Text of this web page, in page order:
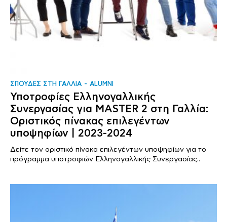
ΣΠΟΥΔΕΣ ΣΤΗ ΓΑΛΛΙΑ ALUMNI
Υποτροφίες Ελληνογαλλικής
Συνεργασίας για MASTER 2 στη Γαλλία:
Οριστικός πίνακας επιλεγέντων
υποψηφίων | 2023-2024
Δείτε τον οριστικό πίνακα επιλεγέντων υποψηφίων για το
πρόγραμμα υποτροφιών Ελληνογαλλικής Συνεργασίας..